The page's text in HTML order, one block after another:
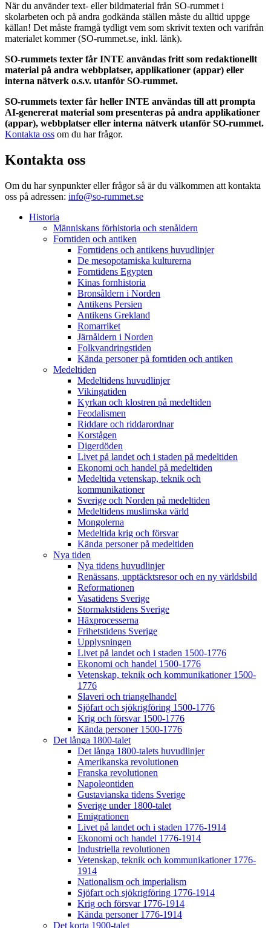
När du använder text- eller bildmaterial från SO-rummet i
skolarbeten och på andra godkända ställen måste du alltid uppge
källan! Det måste framgå tydligt vem som skrivit texten och varifrån
materialet kommer (SO-rummet.se, inkl. länk).
SO-rummets texter får INTE användas fritt som redaktionellt
material på andra webbplatser, applikationer (appar) eller
interna nätverk o.s.v. utanför SO-rummet.
SO-rummets texter får heller INTE användas till att prompta
AI-genererat material som presenteras på andra applikationer
(appar), webbplatser eller interna nätverk utanför SO-rummet.
Kontakta oss om du har frågor.
Kontakta oss
Om du har synpunkter eller frågor så är du välkommen att kontakta
oss på adressen: info@so-rummet.se
Historia
Människans förhistoria och stenåldern
Forntiden och antiken
Forntidens och antikens huvudlinjer
De mesopotamiska kulturerna
Forntidens Egypten
Kinas fornhistoria
Bronsåldern i Norden
Antikens Persien
Antikens Grekland
Romarriket
Järnåldern i Norden
Folkvandringstiden
Kända personer på forntiden och antiken
Medeltiden
Medeltidens huvudlinjer
Vikingatiden
Kyrkan och klostren på medeltiden
Feodalismen
Riddare och riddarordnar
Korstågen
Digerdöden
Livet på landet och i staden på medeltiden
Ekonomi och handel på medeltiden
Medeltida vetenskap, teknik och
kommunikationer
Sverige och Norden på medeltiden
Medeltidens muslimska värld
Mongolerna
Medeltida krig och försvar
Kända personer på medeltiden
Nya tiden
Nya tidens huvudlinjer
Renässans, upptäcktsresor och en ny världsbild
Reformationen
Vasatidens Sverige
Stormaktstidens Sverige
Häxprocesserna
Frihetstidens Sverige
Upplysningen
Livet på landet och i staden 1500-1776
Ekonomi och handel 1500-1776
Vetenskap, teknik och kommunikationer 1500-
1776
Slaveri och triangelhandel
Sjöfart och sjökrigföring 1500-1776
Krig och försvar 1500-1776
Kända personer 1500-1776
Det långa 1800-talet
Det långa 1800-talets huvudlinjer
Amerikanska revolutionen
Franska revolutionen
Napoleontiden
Gustavianska tidens Sverige
Sverige under 1800-talet
Emigrationen
Livet på landet och i staden 1776-1914
Ekonomi och handel 1776-1914
Industriella revolutionen
Vetenskap, teknik och kommunikationer 1776-
1914
Nationalism och imperialism
Sjöfart och sjökrigföring 1776-1914
Krig och försvar 1776-1914
Kända personer 1776-1914
Det korta 1900-talet